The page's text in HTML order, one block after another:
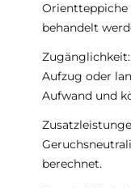
Orientteppiche
behandelt
Aufzug oder
Aufwand und
berechnet.